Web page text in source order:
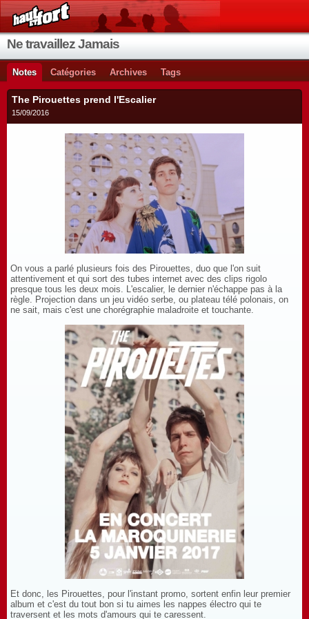
Ne travaillez Jamais
Notes Catégories Archives Tags
The Pirouettes prend l'Escalier
15/09/2016
On vous a parlé plusieurs fois des Pirouettes, duo que l'on suit
attentivement et qui sort des tubes internet avec des clips rigolo
presque tous les deux mois. L'escalier, le dernier n'échappe pas à la
règle. Projection dans un jeu vidéo serbe, ou plateau télé polonais, on
ne sait, mais c'est une chorégraphie maladroite et touchante.
Et donc, les Pirouettes, pour l'instant promo, sortent enfin leur premier
album et c'est du tout bon si tu aimes les nappes électro qui te
traversent et les mots d'amours qui te caressent.